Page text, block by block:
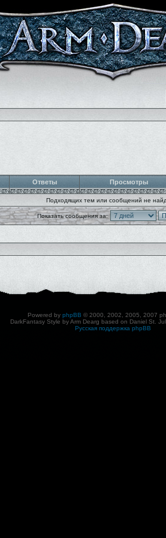
Ответы Просмотры
Подходящих тем или сообщений не
Показать сообщения за:
Powered by phpBB © 2000, 2002, 2005, 2007
DarkFantasy Style by Arm Dearg based on Daniel St.
Русская поддержка phpBB